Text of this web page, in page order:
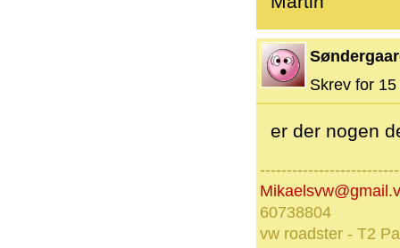
Skrev for
er der nogen
60738804
vw roadster - T2